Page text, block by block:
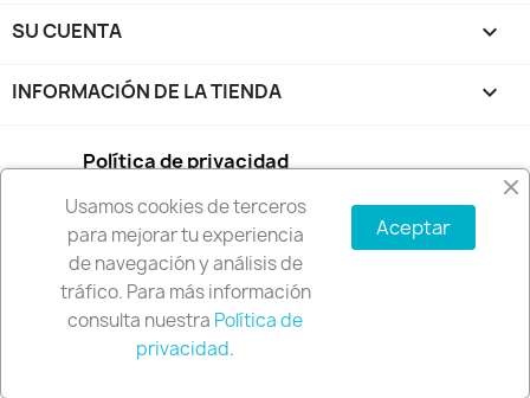
SU CUENTA 
INFORMACIÓN DE LA TIENDA keyboard_arrow_down
Política de privacidad
Condiciones de compra
Política de envío y devoluciones
© 2026 - Software Ecommerce desarrollado por
Usamos cookies de terceros
para mejorar tu experiencia
de navegación y análisis de
tráfico. Para más información
consulta nuestra Política de
privacidad.
Aceptar